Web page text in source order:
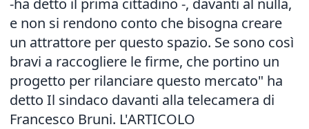
-ha detto il prima cittadino -, davanti al nulla,
e non si rendono conto che bisogna creare
un attrattore per questo spazio. Se sono così
bravi a raccogliere le firme, che portino un
progetto per rilanciare questo mercato" ha
detto Il sindaco davanti alla telecamera di
Francesco Bruni. L'ARTICOLO